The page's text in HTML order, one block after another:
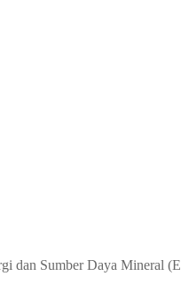
dan Sumber Daya Mineral